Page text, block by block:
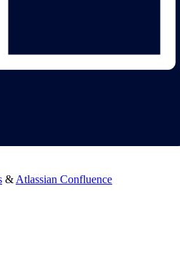
& Atlassian Confluence